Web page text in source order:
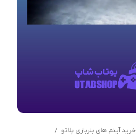
خرید آیتم های بنربازی پلاتو